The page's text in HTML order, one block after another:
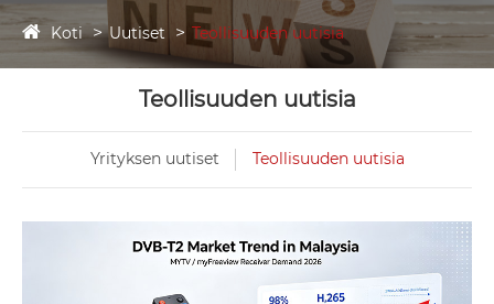
Koti Uutiset Teollisuuden uutisia
Teollisuuden uutisia
Yrityksen uutiset Teollisuuden uutisia